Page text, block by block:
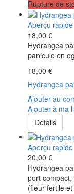
Rupture de
Aperçu rapide
18,00 €
Hydrangea
panicule en
18,00 €
Hydrangea
Ajouter au
Ajouter à ma
Détails
Aperçu rapide
20,00 €
Hydrangea
port
(fleur fertile